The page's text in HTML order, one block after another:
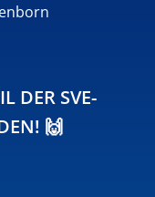
DER SVE-
🙌